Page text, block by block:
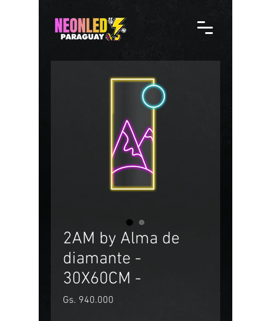
2AM by Alma de
diamante -
30X60CM -
Gs. 940.000